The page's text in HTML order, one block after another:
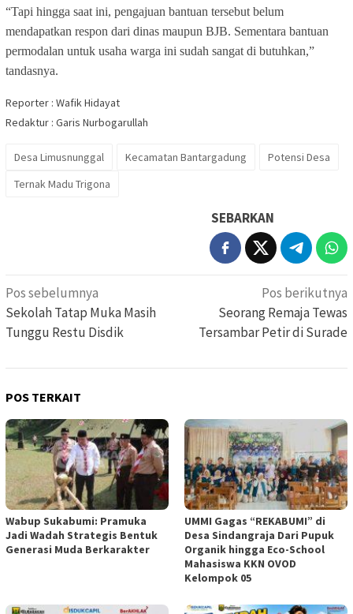
“Tapi hingga saat ini, pengajuan bantuan tersebut belum
mendapatkan respon dari dinas maupun BJB. Sementara bantuan
permodalan untuk usaha warga ini sudah sangat di butuhkan,”
tandasnya.
Reporter : Wafik Hidayat
Redaktur : Garis Nurbogarullah
Desa Limusnunggal Kecamatan Bantargadung
Potensi Desa
Ternak Madu Trigona
SEBARKAN
Navigasi
pos
Pos sebelumnya
Sekolah Tatap Muka Masih
Tunggu Restu Disdik
Pos berikutnya
Seorang Remaja Tewas
Tersambar Petir di Surade
POS TERKAIT
Wabup Sukabumi: Pramuka
Jadi Wadah Strategis Bentuk
Generasi Muda Berkarakter
UMMI Gagas “REKABUMI” di
Desa Sindangraja Dari Pupuk
Organik hingga Eco-School
Mahasiswa KKN OVOD
Kelompok 05